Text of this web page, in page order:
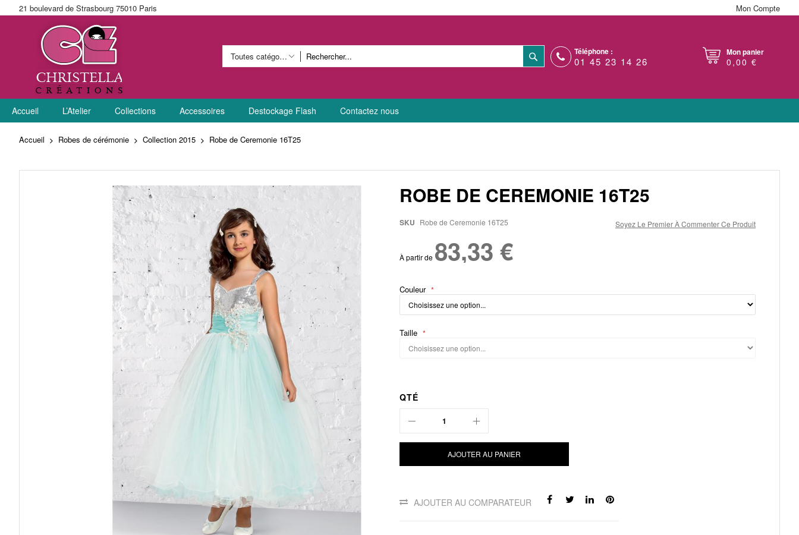
21 boulevard de Strasbourg 75010 Paris Mon Compte
Toutes catégories RECHERCHERTéléphone :
01 45 23 14 26
Mon panier
0,00 €
Allez
au
contenu
Accueil L’Atelier Collections Accessoires Destockage Flash Contactez nous
Accueil Robes de cérémonie Collection 2015 Robe de Ceremonie 16T25
ROBE DE CEREMONIE 16T25
Soyez Le Premier À Commenter Ce Produit
SKU Robe de Ceremonie 16T25
À partir de 83,33 €
Couleur
Taille
QTÉ
AJOUTER AU PANIER
AJOUTER AU COMPARATEUR